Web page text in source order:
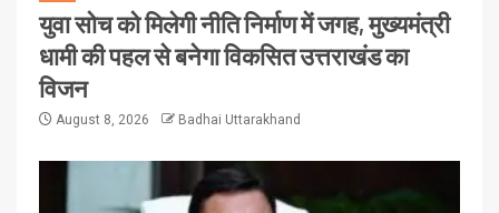
युवा सोच को मिलेगी नीति निर्माण में जगह, मुख्यमंत्री
धामी की पहल से बनेगा विकसित उत्तराखंड का
विजन
August 8, 2026 Badhai Uttarakhand